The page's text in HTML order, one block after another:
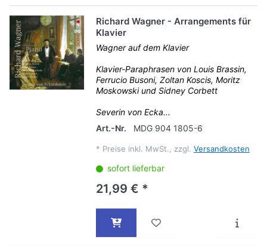
Richard Wagner - Arrangements für
Klavier
Wagner auf dem Klavier
Klavier-Paraphrasen von Louis Brassin,
Ferrucio Busoni, Zoltan Koscis, Moritz
Moskowski und Sidney Corbett
Severin von Ecka...
Art.-Nr.
MDG 904 1805-6
* Preise inkl. MwSt., zzgl. Versandkosten
sofort lieferbar
21,99 € *